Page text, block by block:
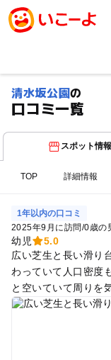
清水坂公園の
口コミ一覧
スポット情報
TOP 詳細情報
1年以内の口コミ
2025年9月に訪問/0歳の
幼児
5.0
広い芝生と長い滑り
わっていて人口密度
と空いていて周りを
トを広げて過ごす方